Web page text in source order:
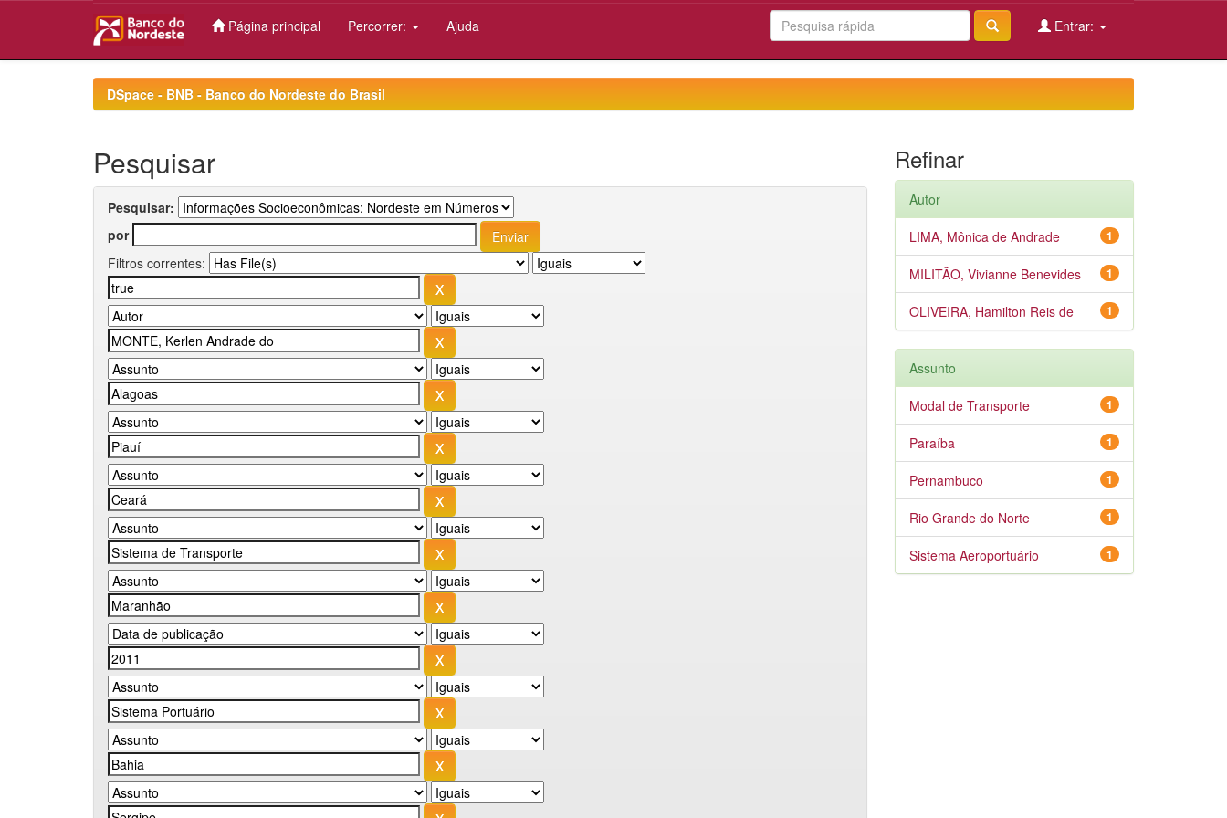
Página principal Percorrer: Ajuda Entrar:
DSpace - BNB - Banco do Nordeste do Brasil
Pesquisar
Pesquisar:
por
Filtros correntes:
Refinar
Autor
1
LIMA, Mônica de Andrade
1
MILITÃO, Vivianne Benevides
1
OLIVEIRA, Hamilton Reis de
Assunto
1
Modal de Transporte
1
Paraíba
1
Pernambuco
1
Rio Grande do Norte
1
Sistema Aeroportuário